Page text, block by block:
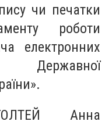
чи печатки
роботи
електронних
Державної
Анна